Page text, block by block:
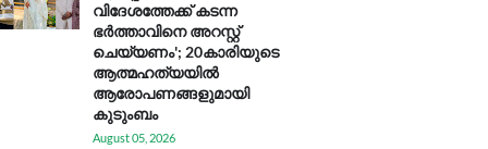
വിദേശത്തേക്ക് കടന്ന
ഭർത്താവിനെ അറസ്റ്റ്
ചെയ്യണം'; 20കാരിയുടെ
ആത്മഹത്യയിൽ
ആരോപണങ്ങളുമായി
കുടുംബം
August 05, 2026